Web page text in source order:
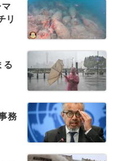
リ
る
務